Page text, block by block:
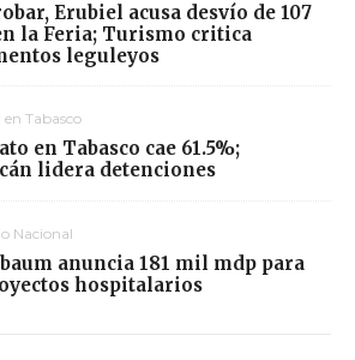
Erubiel acusa desvío de 107
la Feria; Turismo critica
leguleyos
en Tabasco
en Tabasco cae 61.5%;
lidera detenciones
Nacional
anuncia 181 mil mdp para
hospitalarios